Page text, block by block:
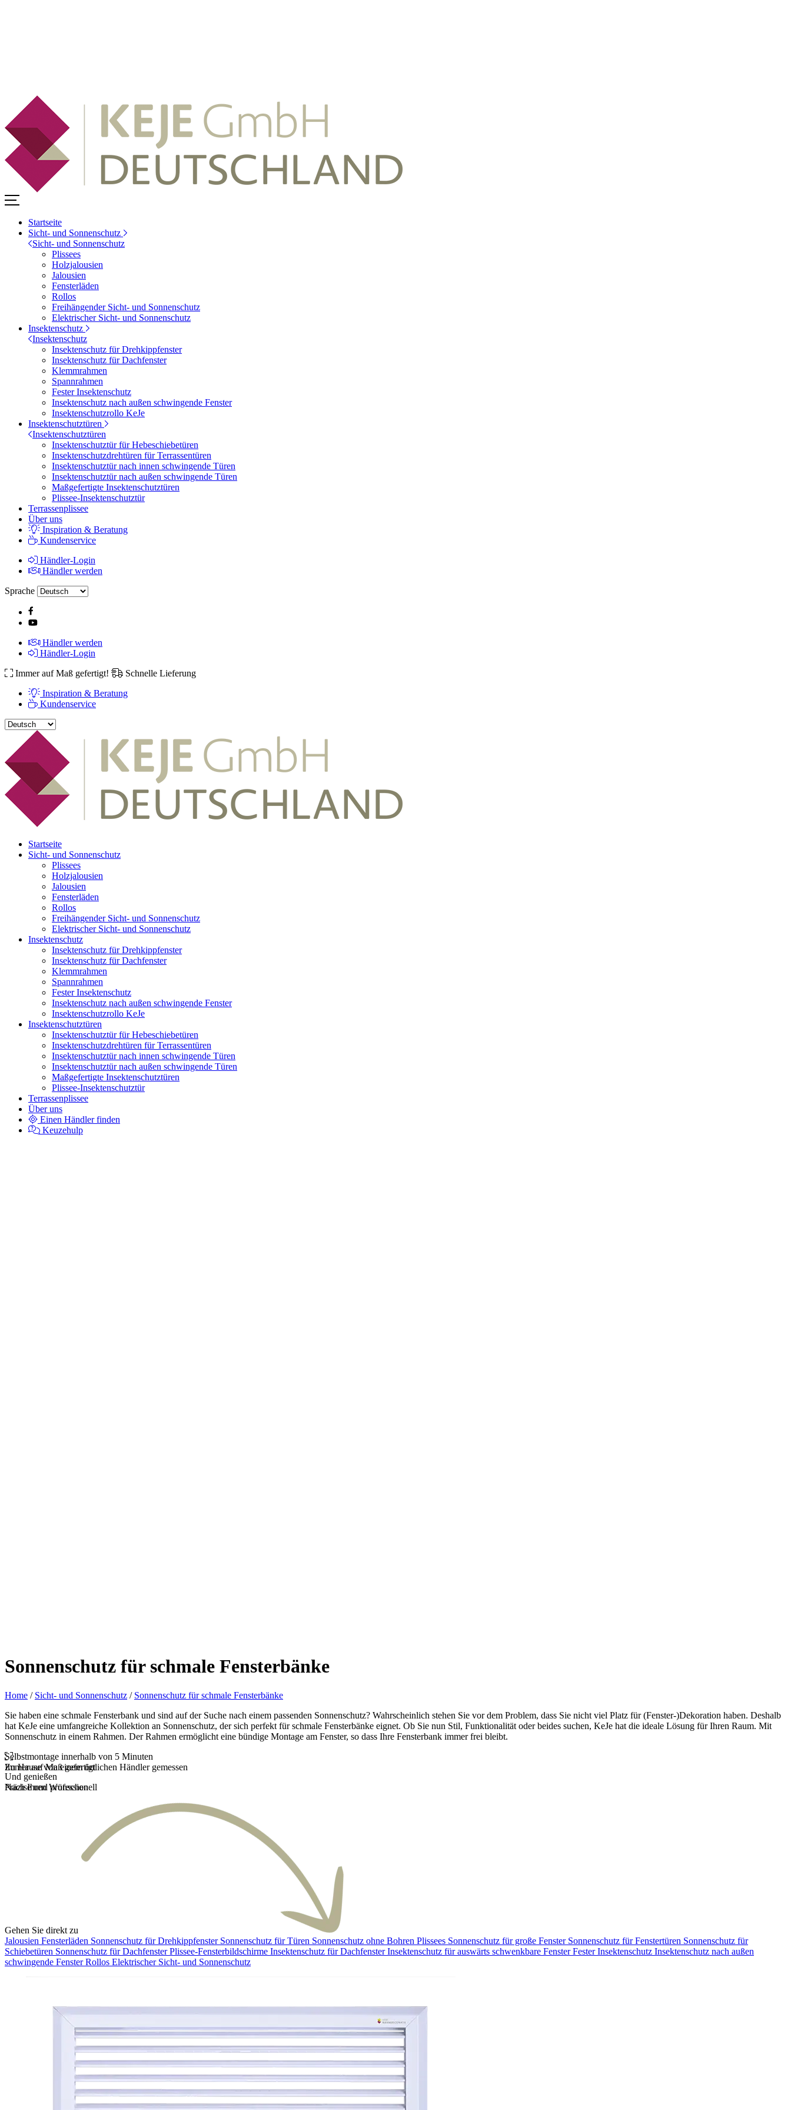
Startseite
Sicht- und Sonnenschutz
Sicht- und Sonnenschutz
Plissees
Holzjalousien
Jalousien
Fensterläden
Rollos
Freihängender Sicht- und Sonnenschutz
Elektrischer Sicht- und Sonnenschutz
Insektenschutz
Insektenschutz
Insektenschutz für Drehkippfenster
Insektenschutz für Dachfenster
Klemmrahmen
Spannrahmen
Fester Insektenschutz
Insektenschutz nach außen schwingende Fenster
Insektenschutzrollo KeJe
Insektenschutztüren
Insektenschutztüren
Insektenschutztür für Hebeschiebetüren
Insektenschutzdrehtüren für Terrassentüren
Insektenschutztür nach innen schwingende Türen
Insektenschutztür nach außen schwingende Türen
Maßgefertigte Insektenschutztüren
Plissee-Insektenschutztür
Terrassenplissee
Über uns
Inspiration & Beratung
Kundenservice
Händler-Login
Händler werden
Sprache
Händler werden
Händler-Login
Immer auf Maß gefertigt!
Schnelle Lieferung
Inspiration & Beratung
Kundenservice
Startseite
Sicht- und Sonnenschutz
Plissees
Holzjalousien
Jalousien
Fensterläden
Rollos
Freihängender Sicht- und Sonnenschutz
Elektrischer Sicht- und Sonnenschutz
Insektenschutz
Insektenschutz für Drehkippfenster
Insektenschutz für Dachfenster
Klemmrahmen
Spannrahmen
Fester Insektenschutz
Insektenschutz nach außen schwingende Fenster
Insektenschutzrollo KeJe
Insektenschutztüren
Insektenschutztür für Hebeschiebetüren
Insektenschutzdrehtüren für Terrassentüren
Insektenschutztür nach innen schwingende Türen
Insektenschutztür nach außen schwingende Türen
Maßgefertigte Insektenschutztüren
Plissee-Insektenschutztür
Terrassenplissee
Über uns
Einen Händler finden
Keuzehulp
Sonnenschutz für schmale Fensterbänke
Home / Sicht- und Sonnenschutz / Sonnenschutz für schmale Fensterbänke
Sie haben eine schmale Fensterbank und sind auf der Suche nach einem passenden Sonnenschutz? Wahrscheinlich stehen Sie vor dem Problem, dass Sie nicht viel Platz für (Fenster-)Dekoration haben. Deshalb
hat KeJe eine umfangreiche Kollektion an Sonnenschutz, der sich perfekt für schmale Fensterbänke eignet. Ob Sie nun Stil, Funktionalität oder beides suchen, KeJe hat die ideale Lösung für Ihren Raum. Mit
Sonnenschutz in einem Rahmen. Der Rahmen ermöglicht eine bündige Montage am Fenster, so dass Ihre Fensterbank immer frei bleibt.
Selbstmontage innerhalb von 5 Minuten
Und genießen
Zu Hause von einem örtlichen Händler gemessen
Präzise und professionell
Immer auf Maß gefertigt
Nach Ihren Wünschen
Gehen Sie direkt zu
Jalousien Fensterläden Sonnenschutz für Drehkippfenster Sonnenschutz für Türen Sonnenschutz ohne Bohren Plissees Sonnenschutz für große Fenster Sonnenschutz für Fenstertüren Sonnenschutz für
Schiebetüren Sonnenschutz für DachfensterPlissee-Fensterbildschirme Insektenschutz für DachfensterInsektenschutz für auswärts schwenkbare FensterFester Insektenschutz Insektenschutz nach außen
schwingende FensterRollos Elektrischer Sicht- und Sonnenschutz